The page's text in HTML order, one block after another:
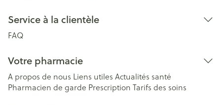
Service à la clientèle
FAQ
Votre pharmacie
A propos de nous Liens utiles Actualités santé
Pharmacien de garde Prescription Tarifs des soins